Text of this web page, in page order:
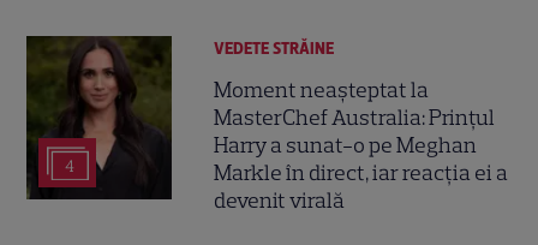
4
VEDETE STRĂINE
Moment neașteptat la
MasterChef Australia: Prințul
Harry a sunat-o pe Meghan
Markle în direct, iar reacția ei a
devenit virală